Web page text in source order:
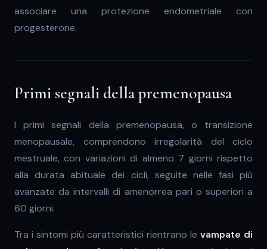
associare una protezione endometriale con
progesterone.
Primi segnali della premenopausa
I primi segnali della premenopausa, o transizione
menopausale, comprendono irregolarità del ciclo
mestruale, con variazioni di almeno 7 giorni rispetto
alla durata abituale dei cicli, seguite nelle fasi più
avanzate da intervalli di amenorrea pari o superiori a
60 giorni.
Tra i sintomi più caratteristici rientrano le vampate di